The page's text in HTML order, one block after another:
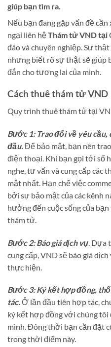
giúp bạn tìm ra.
Nếu bạn đang gặp vấn đề
ngại liên hệThám tử VND tại
đáo và chuyên nghiệp. Sự
nhưng biết rõ sự thật sẽ giúp
đắn cho tương lai của mình.
Cách thuê thám tử VND
Quy trình thuê thám tử tại
Bước 1: Trao đổi về yêu cầu,
đầu.Để bảo mật, bạn nên
điện thoại. Khi bạn gọi tới số
nghe, tư vấn và cung cấp các
mật nhất. Hạn chế việc
bởi sự bảo mật của các kênh
hưởng đến cuộc sống của
thám tử.
Bước 2: Báo giá dịch vụ .
cung cấp, VND sẽ báo giá
thực hiện.
Bước 3: Ký kết hợp đồng,
tác.Ở lần đầu tiên hợp tác,
ký kết hợp đồng với chúng
mình. Đông thời bạn cần đặt
trong thời điểm này.